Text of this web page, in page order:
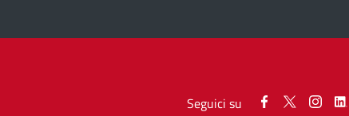
Seguici su
Seguici Seguici